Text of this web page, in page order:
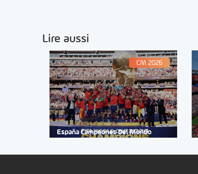
Lire aussi
CM 2026
España Campeones Del Mundo